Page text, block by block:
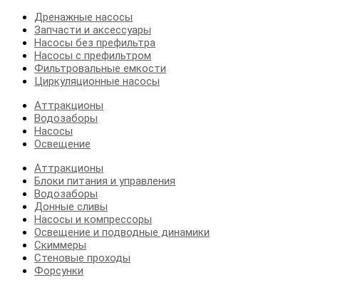
Дренажные насосы
Запчасти и аксессуары
Насосы без префильтра
Насосы с префильтром
Фильтровальные емкости
Циркуляционные насосы
Аттракционы
Водозаборы
Насосы
Освещение
Аттракционы
Блоки питания и управления
Водозаборы
Донные сливы
Насосы и компрессоры
Освещение и подводные динамики
Скиммеры
Стеновые проходы
Форсунки